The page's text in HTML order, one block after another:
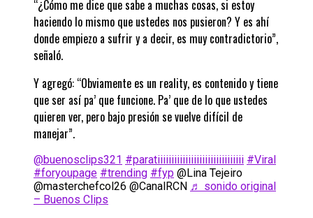
“¿Cómo me dice que sabe a muchas cosas, si estoy
haciendo lo mismo que ustedes nos pusieron? Y es ahí
donde empiezo a sufrir y a decir, es muy contradictorio”,
señaló.
Y agregó: “Obviamente es un reality, es contenido y tiene
que ser así pa’ que funcione. Pa’ que de lo que ustedes
quieren ver, pero bajo presión se vuelve difícil de
manejar”.
@buenosclips321 #paratiiiiiiiiiiiiiiiiiiiiiiiiiiiiiii #Viral
#foryoupage #trending #fyp @Lina Tejeiro
@masterchefcol26 @CanalRCN ♬ sonido original
– Buenos Clips